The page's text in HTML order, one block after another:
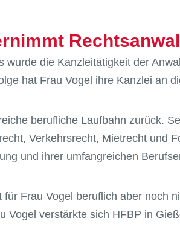
wurde die Kanzleitätigkeit der
hat Frau Vogel ihre Kanzlei an
berufliche Laufbahn zurück.
Verkehrsrecht, Mietrecht und
und ihrer umfangreichen
Frau Vogel beruflich aber noch
Vogel verstärkte sich HFBP in